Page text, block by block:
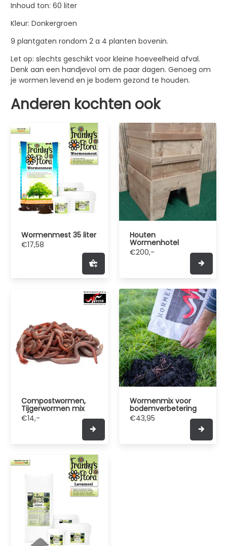
Inhoud ton: 60 liter
Kleur: Donkergroen
9 plantgaten rondom 2 a 4 planten bovenin.
Let op: slechts geschikt voor kleine hoeveelheid afval.
Denk aan een handjevol om de paar dagen. Genoeg om
je wormen levend en je bodem gezond te houden.
Anderen kochten ook
Wormenmest 35 liter
€17,58
Houten
Wormenhotel
€200,-
Compostwormen,
Tijgerwormen mix
€14,-
Wormenmix voor
bodemverbetering
€43,95